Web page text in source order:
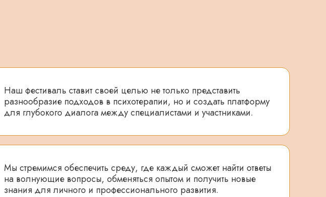
Наш фестиваль ставит своей целью не только представить
разнообразие подходов в психотерапии, но и создать платформу
для глубокого диалога между специалистами и участниками.
Мы стремимся обеспечить среду, где каждый сможет найти ответы
на волнующие вопросы, обменяться опытом и получить новые
знания для личного и профессионального развития.